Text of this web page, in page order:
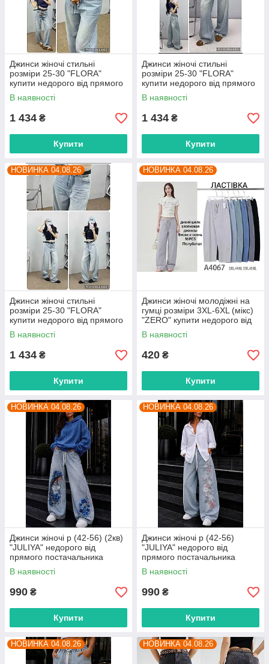
Джинси жіночі стильні
розміри 25-30 "FLORA"
купити недорого від прямого
постачальника
В наявності
1 434 ₴
Купити
Джинси жіночі стильні
розміри 25-30 "FLORA"
купити недорого від прямого
постачальника
В наявності
1 434 ₴
Купити
НОВИНКА 04.08.26
Джинси жіночі стильні
розміри 25-30 "FLORA"
купити недорого від прямого
постачальника
В наявності
1 434 ₴
Купити
НОВИНКА 04.08.26
Джинси жіночі молодіжні на
гумці розміри 3XL-6XL (мікс)
"ZERO" купити недорого від
прямого постачальника
В наявності
420 ₴
Купити
НОВИНКА 04.08.26
Джинси жіночі р (42-56) (2кв)
"JULIYA" недорого від
прямого постачальника
В наявності
990 ₴
Купити
НОВИНКА 04.08.26
Джинси жіночі р (42-56)
"JULIYA" недорого від
прямого постачальника
В наявності
990 ₴
Купити
НОВИНКА 04.08.26 НОВИНКА 04.08.26